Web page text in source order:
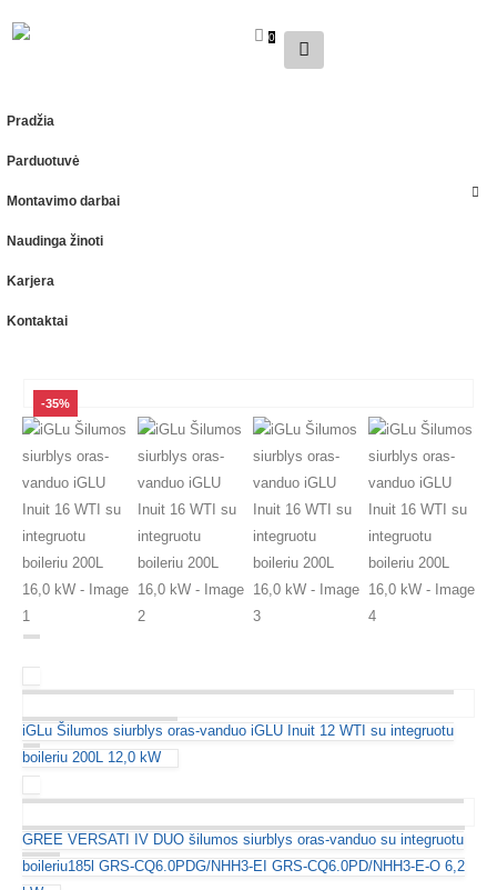
0
Pradžia
Parduotuvė
Montavimo darbai
Naudinga žinoti
Karjera
Kontaktai
-35%
iGLu Šilumos siurblys oras-vanduo iGLU Inuit 12 WTI su integruotu
boileriu 200L 12,0 kW
GREE VERSATI IV DUO šilumos siurblys oras-vanduo su integruotu
boileriu185l GRS-CQ6.0PDG/NHH3-EI GRS-CQ6.0PD/NHH3-E-O 6,2